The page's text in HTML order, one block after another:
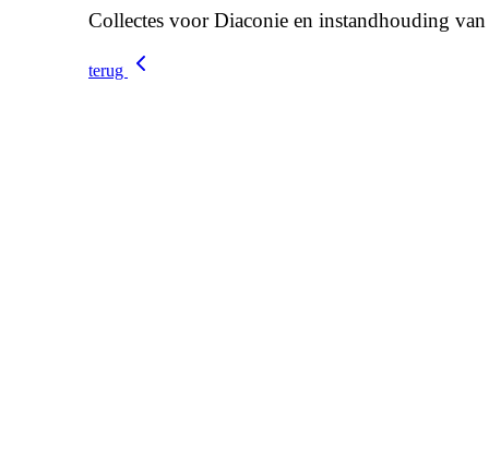
Collectes voor Diaconie en instandhouding
terug